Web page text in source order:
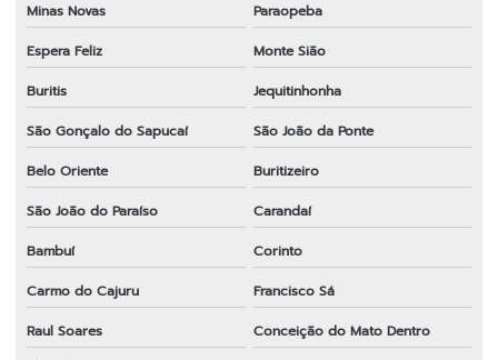
Minas Novas
Paraopeba
Espera Feliz
Monte Sião
Buritis
Jequitinhonha
São Gonçalo do Sapucaí
São João da Ponte
Belo Oriente
Buritizeiro
São João do Paraíso
Carandaí
Bambuí
Corinto
Carmo do Cajuru
Francisco Sá
Raul Soares
Conceição do Mato Dentro